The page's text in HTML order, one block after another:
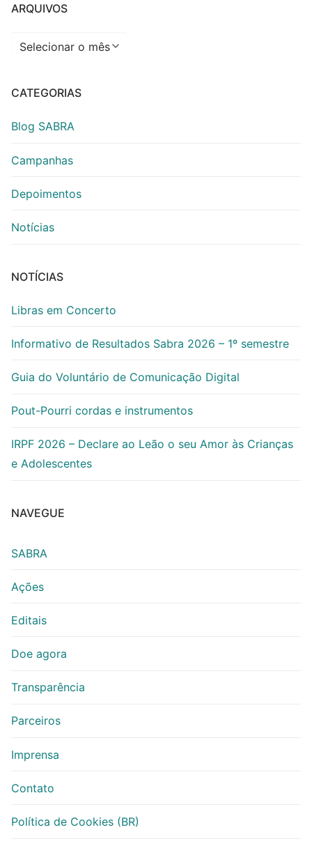
ARQUIVOS
Arquivos
CATEGORIAS
Blog SABRA
Campanhas
Depoimentos
Notícias
NOTÍCIAS
Libras em Concerto
Informativo de Resultados Sabra 2026 – 1º semestre
Guia do Voluntário de Comunicação Digital
Pout-Pourri cordas e instrumentos
IRPF 2026 – Declare ao Leão o seu Amor às Crianças
e Adolescentes
NAVEGUE
SABRA
Ações
Editais
Doe agora
Transparência
Parceiros
Imprensa
Contato
Política de Cookies (BR)